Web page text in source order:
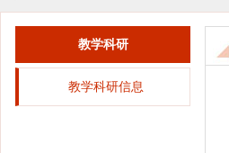
教学科研
教学科研信息